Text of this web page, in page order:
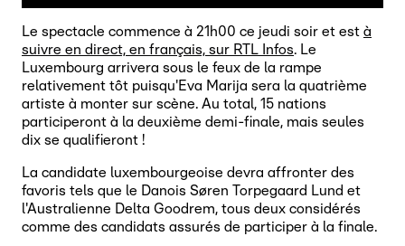
Le spectacle commence à 21h00 ce jeudi soir et est à
suivre en direct, en français, sur RTL Infos. Le
Luxembourg arrivera sous le feux de la rampe
relativement tôt puisqu'Eva Marija sera la quatrième
artiste à monter sur scène. Au total, 15 nations
participeront à la deuxième demi-finale, mais seules
dix se qualifieront !
La candidate luxembourgeoise devra affronter des
favoris tels que le Danois Søren Torpegaard Lund et
l'Australienne Delta Goodrem, tous deux considérés
comme des candidats assurés de participer à la finale.